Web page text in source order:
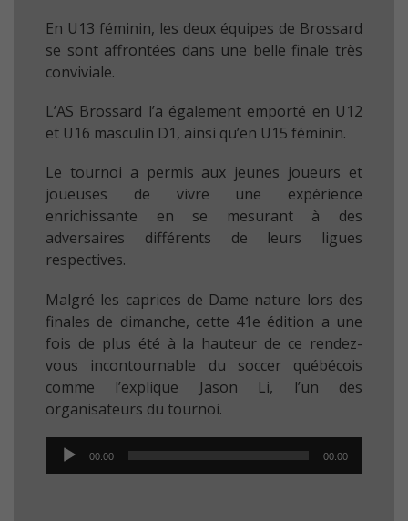
En U13 féminin, les deux équipes de Brossard
se sont affrontées dans une belle finale très
conviviale.
L’AS Brossard l’a également emporté en U12
et U16 masculin D1, ainsi qu’en U15 féminin.
Le tournoi a permis aux jeunes joueurs et
joueuses de vivre une expérience
enrichissante en se mesurant à des
adversaires différents de leurs ligues
respectives.
Malgré les caprices de Dame nature lors des
finales de dimanche, cette 41e édition a une
fois de plus été à la hauteur de ce rendez-
vous incontournable du soccer québécois
comme l’explique Jason Li, l’un des
organisateurs du tournoi.
Audio
Player
00:00 00:00